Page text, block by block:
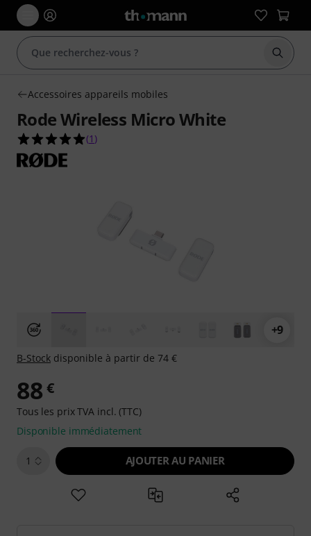
Accessoires appareils mobiles
Rode Wireless Micro White
5.0 étoiles sur 5 d'après 1 évaluations clients
(1 )
+9
B-Stock disponible à partir de 74 €
88 €
Tous les prix TVA incl. (TTC)
Disponible immédiatement
1 AJOUTER AU PANIER